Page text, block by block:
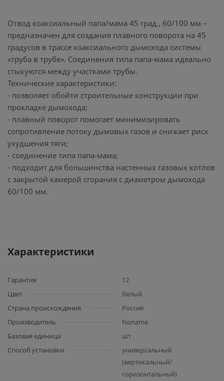
Отвод коаксиальный папа/мама 45 град., 60/100 мм –
предназначен для создания плавного поворота на 45
градусов в трассе коаксиального дымохода системы
«труба в трубе». Соединения типа папа-мама идеально
стыкуются между участками трубы.
Технические характеристики:
- позволяет обойти строительные конструкции при
прокладке дымохода;
- плавный поворот помогает минимизировать
сопротивление потоку дымовых газов и снижает риск
ухудшения тяги;
- соединение типа папа-мама;
- подходит для большинства настенных газовых котлов
с закрытой камерой сгорания с диаметром дымохода
60/100 мм.
Характеристики
Гарантия
12
Цвет
белый
Страна происхождения
Россия
Производитель
Noname
Базовая единица
шт
Способ установки
универсальный
(вертикальный/
горизонтальный)